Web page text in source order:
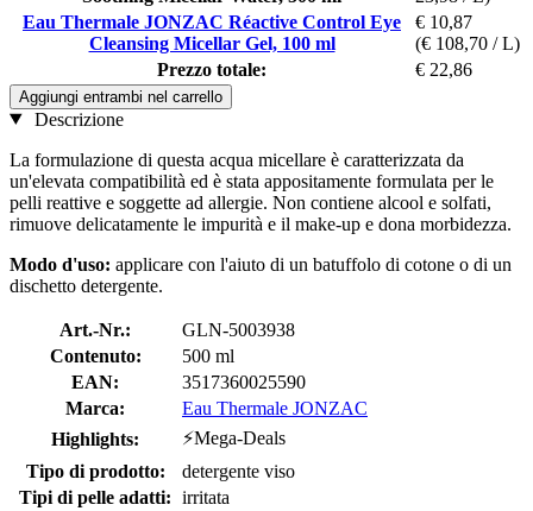
Eau Thermale JONZAC Réactive Control Eye
Cleansing Micellar Gel, 100 ml
€ 10,87
(€ 108,70 / L)
Prezzo totale:
€ 22,86
Aggiungi entrambi nel carrello
Descrizione
La formulazione di questa acqua micellare è caratterizzata da
un'elevata compatibilità ed è stata appositamente formulata per le
pelli reattive e soggette ad allergie. Non contiene alcool e solfati,
rimuove delicatamente le impurità e il make-up e dona morbidezza.
Modo d'uso: applicare con l'aiuto di un batuffolo di cotone o di un
dischetto detergente.
Art.-Nr.:
GLN-5003938
Contenuto:
500 ml
EAN:
3517360025590
Marca:
Eau Thermale JONZAC
Highlights:
⚡Mega-Deals
Tipo di prodotto:
detergente viso
Tipi di pelle adatti: irritata